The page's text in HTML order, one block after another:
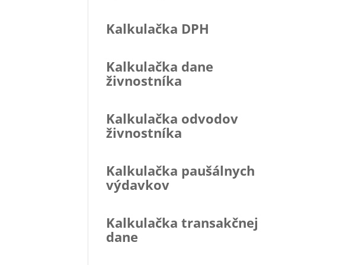
Kalkulačka DPH
Kalkulačka dane
živnostníka
Kalkulačka odvodov
živnostníka
Kalkulačka paušálnych
výdavkov
Kalkulačka transakčnej
dane